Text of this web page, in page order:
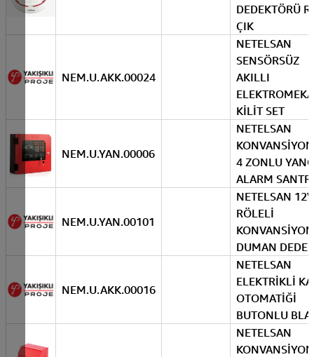
DEDEKTÖRÜ
ÇIK
NEM.U.AKK.00024
NETELSAN
SENSÖRSÜZ
AKILLI
KİLİT SET
NEM.U.YAN.00006
NETELSAN
4 ZONLU
ALARM
NEM.U.YAN.00101
NETELSAN
RÖLELİ
DUMAN
NEM.U.AKK.00016
NETELSAN
ELEKTRİKLİ
OTOMATİĞİ
BUTONLU
NETELSAN